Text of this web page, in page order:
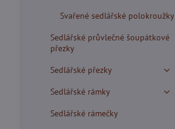
Svařené sedlářské polokroužky
Sedlářské průvlečné šoupátkové
přezky
Sedlářské přezky
Sedlářské rámky
Sedlářské rámečky